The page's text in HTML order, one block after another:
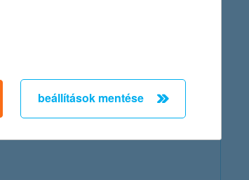
beállítások mentése